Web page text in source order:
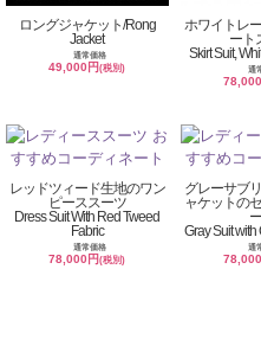
ロングジャケット/Rong
Jacket
通常価格
49,000円(税別)
ホワイトレ
ート
Skirt Suit,
通
レッドツィード生地のワン
ピーススーツ
Dress Suit With Red Tweed
Fabric
通常価格
78,000円(税別)
グレーサブ
ャケットの
Gray Suit
通